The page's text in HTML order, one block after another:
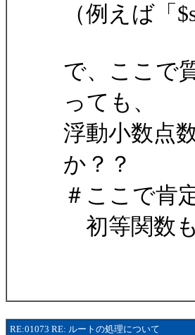
（例えば「
で、ここで
っても、
浮動小数点
か？？
＃ここで肯
初等関数
RE:01073 RE: ルートの処理について